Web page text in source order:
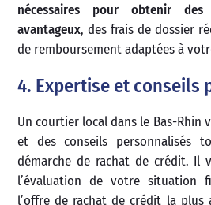
nécessaires pour obtenir
avantageux, des frais de dossier
de remboursement adaptées à
4. Expertise et conseils
Un courtier local dans le Bas-Rhin
et des conseils personnalisés
démarche de rachat de crédit. Il
l’évaluation de votre situation
l’offre de rachat de crédit la plus